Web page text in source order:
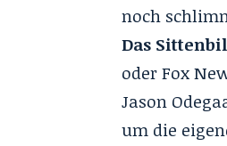
noch
Das
oder Fox
Jason
um die